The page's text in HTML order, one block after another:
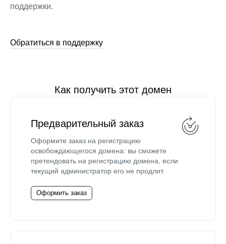
поддержки.
Обратиться в поддержку
Как получить этот домен
Предварительный заказ
Оформите заказ на регистрацию
освобождающегося домена: вы сможете
претендовать на регистрацию домена, если
текущий администратор его не продлит.
Оформить заказ